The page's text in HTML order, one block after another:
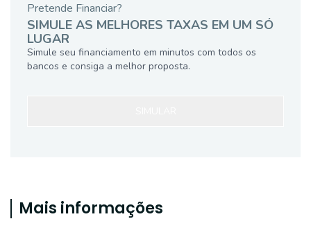
Pretende Financiar?
SIMULE AS MELHORES TAXAS EM UM SÓ
LUGAR
Simule seu financiamento em minutos com todos os
bancos e consiga a melhor proposta.
Mais informações